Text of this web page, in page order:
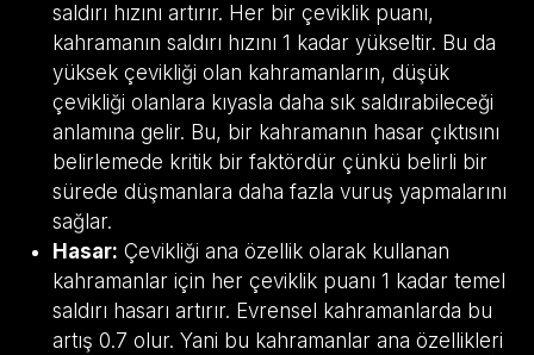
saldırı hızını artırır. Her bir çeviklik puanı,
kahramanın saldırı hızını 1 kadar yükseltir. Bu da
yüksek çevikliği olan kahramanların, düşük
çevikliği olanlara kıyasla daha sık saldırabileceği
anlamına gelir. Bu, bir kahramanın hasar çıktısını
belirlemede kritik bir faktördür çünkü belirli bir
sürede düşmanlara daha fazla vuruş yapmalarını
sağlar.
Hasar: Çevikliği ana özellik olarak kullanan
kahramanlar için her çeviklik puanı 1 kadar temel
saldırı hasarı artırır. Evrensel kahramanlarda bu
artış 0.7 olur. Yani bu kahramanlar ana özellikleri